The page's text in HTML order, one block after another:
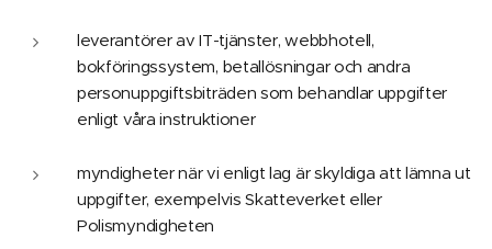
leverantörer av IT-tjänster, webbhotell,
bokföringssystem, betallösningar och andra
personuppgiftsbiträden som behandlar uppgifter
enligt våra instruktioner
myndigheter när vi enligt lag är skyldiga att lämna ut
uppgifter, exempelvis Skatteverket eller
Polismyndigheten